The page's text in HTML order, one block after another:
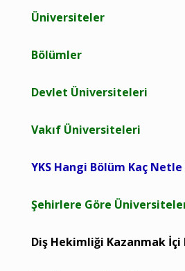
Üniversiteler
Bölümler
Devlet Üniversiteleri
Vakıf Üniversiteleri
YKS Hangi Bölüm Kaç Netle
Şehirlere Göre
Diş Hekimliği Kazanmak İçi